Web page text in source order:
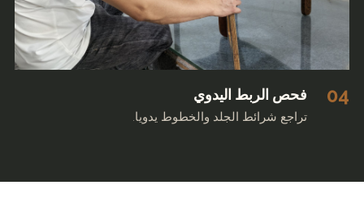
04 فحص الربط اليدوي
تراجع شرائط الجلد والخطوط يدويا.